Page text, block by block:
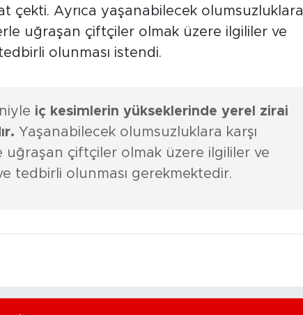
çekti. Ayrıca yaşanabilecek olumsuzluklara
uğraşan çiftçiler olmak üzere ilgililer ve
olunması istendi.
iç kesimlerin yükseklerinde yerel zirai
Yaşanabilecek olumsuzluklara karşı
uğraşan çiftçiler olmak üzere ilgililer ve
tedbirli olunması gerekmektedir.